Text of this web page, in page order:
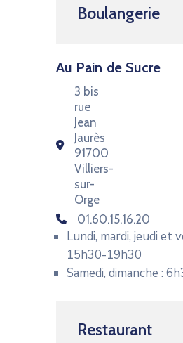
Boulangerie
Au Pain de Sucre
3 bis
rue
Jean
Jaurès
91700
Villiers-
sur-
Orge
01.60.15.16.20
Lundi, mardi, jeudi et
15h30-19h30
Samedi, dimanche :
Restaurant